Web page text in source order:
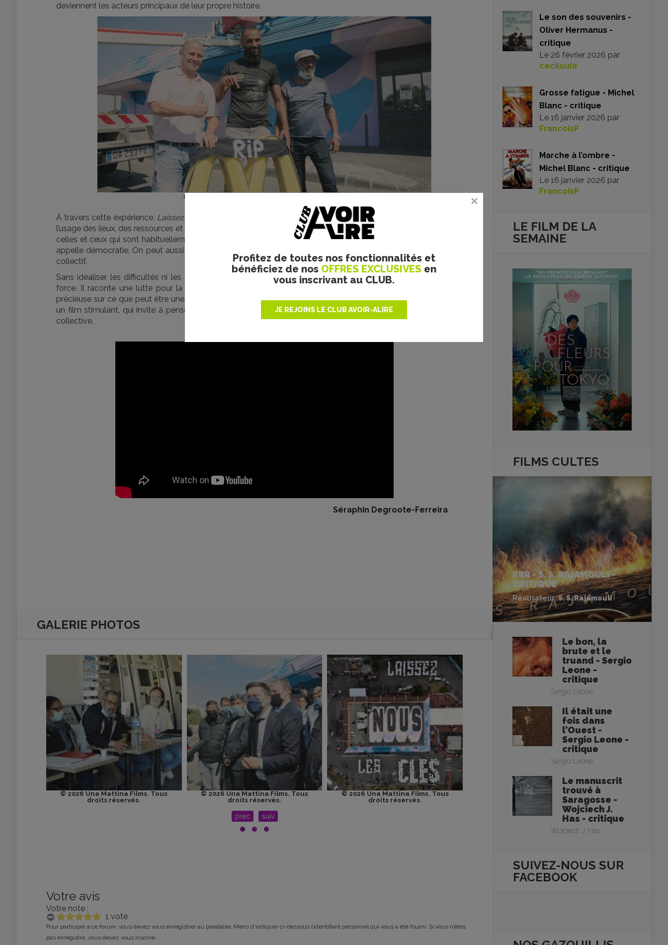
Profitez de toutes nos fonctionnalités et
bénéficiez de nos OFFRES EXCLUSIVES en
vous inscrivant au CLUB.
JE REJOINS LE CLUB AVOIR-ALIRE
deviennent les acteurs principaux de leur propre histoire.
© 2026 Una Mattina Films. Tous droits réservés.
À travers cette expérience, Laissez-nous les clés
pose une question essentielle : qui a le droit de décider de
l’usage des lieux, des ressources et de l’avenir d’un territoire ? Le documentaire répond en donnant la parole à
celles et ceux qui sont habituellement exclus des espaces de décision. Il montre un autre angle de ce qu’on
appelle démocratie. On peut aussi se construire à l’échelle d’un quartier, par l’action directe et l’engagement
collectif.
Sans idéaliser les difficultés ni les contradictions,
Laissez-nous les clésfilme la naissance d’un rapport de
force. Il raconte une lutte pour la dignité et pour le droit de décider. Le documentaire offre une réflexion
précieuse sur ce que peut être une politique menée par celles et ceux qui vivent les réalités du terrain. C’est
un film stimulant, qui invite à penser l’émancipation non comme une promesse, mais comme une pratique
collective.
Séraphin Degroote-Ferreira
GALERIE PHOTOS
© 2026 Una Mattina Films. Tous
droits réservés.
© 2026 Una Mattina Films. Tous
droits réservés.
© 2026 Una Mattina Films. Tous
droits réservés.
© 2026 Una Mattina Films. Tous
droits réservés.
prec suiv
Votre avis
Votre note :
1 vote
Pour participer à ce forum, vous devez vous enregistrer au préalable. Merci d’indiquer ci-dessous l’identifiant personnel qui vous a été fourni. Si vous n’êtes
pas enregistré, vous devez vous inscrire.
Le son des souvenirs -
Oliver Hermanus -
critique
Le 26 février 2026 par
ceciloule
Grosse fatigue - Michel
Blanc - critique
Le 16 janvier 2026 par
FrancoisP
Marche à l’ombre -
Michel Blanc - critique
Le 16 janvier 2026 par
FrancoisP
LE FILM DE LA
SEMAINE
FILMS CULTES
RRR - S. S. RAJAMOULI -
CRITIQUE
Réalisateur :S. S. Rajamouli
Le bon, la
brute et le
truand - Sergio
Leone -
critique
Sergio Leone
Il était une
fois dans
l’Ouest -
Sergio Leone -
critique
Sergio Leone
Le manuscrit
trouvé à
Saragosse -
Wojciech J.
Has - critique
Wojciech J. Has
SUIVEZ-NOUS SUR
FACEBOOK